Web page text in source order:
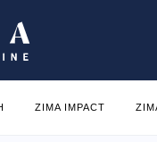
ZIMA IMPACT